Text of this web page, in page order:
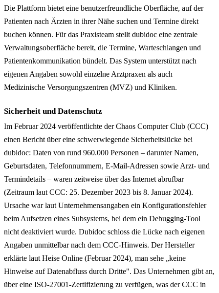
Die Plattform bietet eine benutzerfreundliche Oberfläche, auf der
Patienten nach Ärzten in ihrer Nähe suchen und Termine direkt
buchen können. Für das Praxisteam stellt dubidoc eine zentrale
Verwaltungsoberfläche bereit, die Termine, Warteschlangen und
Patientenkommunikation bündelt. Das System unterstützt nach
eigenen Angaben sowohl einzelne Arztpraxen als auch
Medizinische Versorgungszentren (MVZ) und Kliniken.
Sicherheit und Datenschutz
Im Februar 2024 veröffentlichte der Chaos Computer Club (CCC)
einen Bericht über eine schwerwiegende Sicherheitslücke bei
dubidoc: Daten von rund 960.000 Personen – darunter Namen,
Geburtsdaten, Telefonnummern, E-Mail-Adressen sowie Arzt- und
Termindetails – waren zeitweise über das Internet abrufbar
(Zeitraum laut CCC: 25. Dezember 2023 bis 8. Januar 2024).
Ursache war laut Unternehmensangaben ein Konfigurationsfehler
beim Aufsetzen eines Subsystems, bei dem ein Debugging-Tool
nicht deaktiviert wurde. Dubidoc schloss die Lücke nach eigenen
Angaben unmittelbar nach dem CCC-Hinweis. Der Hersteller
erklärte laut Heise Online (Februar 2024), man sehe „keine
Hinweise auf Datenabfluss durch Dritte". Das Unternehmen gibt an,
über eine ISO-27001-Zertifizierung zu verfügen, was der CCC in